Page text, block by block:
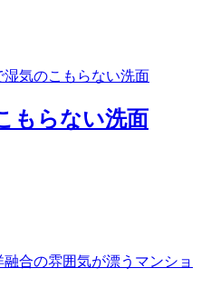
もらない洗面